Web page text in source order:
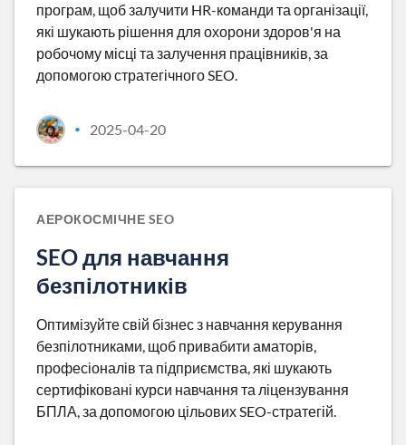
програм, щоб залучити HR-команди та організації,
які шукають рішення для охорони здоров'я на
робочому місці та залучення працівників, за
допомогою стратегічного SEO.
• 2025-04-20
АЕРОКОСМІЧНЕ SEO
SEO для навчання
безпілотників
Оптимізуйте свій бізнес з навчання керування
безпілотниками, щоб привабити аматорів,
професіоналів та підприємства, які шукають
сертифіковані курси навчання та ліцензування
БПЛА, за допомогою цільових SEO-стратегій.